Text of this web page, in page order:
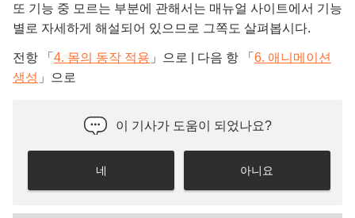
또 기능 중 모르는 부분에 관해서는 매뉴얼 사이트에서 기능
별로 자세하게 해설되어 있으므로 그쪽도 살펴봅시다.
전항 「 4. 몸의 동작 적용 」으로 | 다음 항 「 6. 애니메이션
생성 」으로
이 기사가 도움이 되었나요?
네 아니요